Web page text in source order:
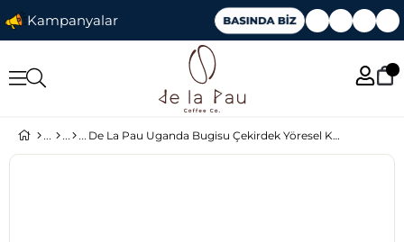
Kampanyalar
De La Pau Uganda Bugisu Çekirdek Yöresel Kahve 250 Gr